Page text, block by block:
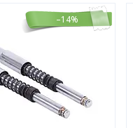
–14%